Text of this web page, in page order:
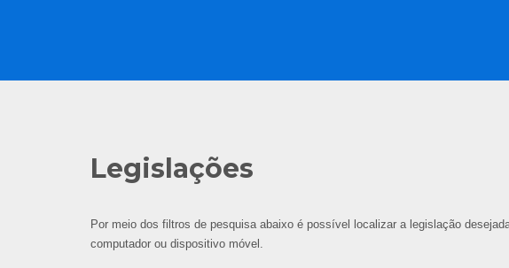
Legislações
Por meio dos filtros de pesquisa abaixo é possível localizar a legislação
computador ou dispositivo móvel.